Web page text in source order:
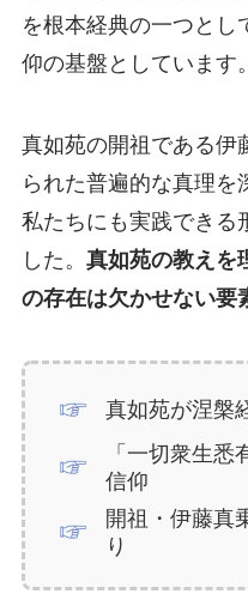
を根本経典の一つとし
仰の基盤としています。
真如苑の開祖である伊
られた普遍的な真理を
私たちにも実践できる
した。 真如苑の教えを
の存在は欠かせない要
真如苑が涅槃
「一切衆生
信仰
開祖・伊藤真
り